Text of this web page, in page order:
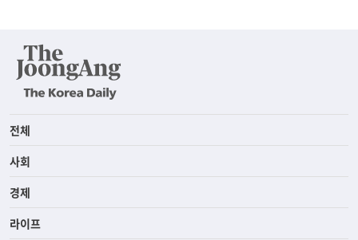
전체
사회
경제
라이프